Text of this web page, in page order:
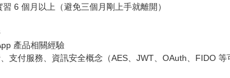
6 個月以上（避免三個月剛上手就離開）
產品相關經驗
支付服務、資訊安全概念（AES、JWT、OAuth、FIDO 等